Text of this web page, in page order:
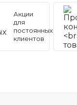
Акции
для
постоянных
клиентов